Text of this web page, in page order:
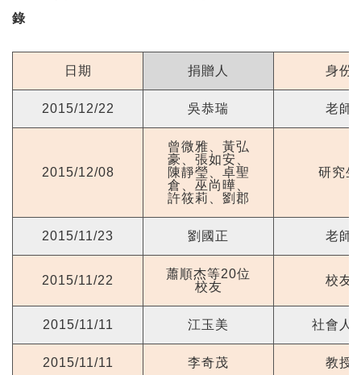
錄
日期 捐贈人 身份
2015/12/22 吳恭瑞 老師
2015/12/08
曾微雅、黃弘
豪、張如安、
陳靜瑩、卓聖
倉、巫尚曄、
許筱莉、劉郡
研究生
2015/11/23 劉國正 老師
2015/11/22
蕭順杰等20位
校友
校友
2015/11/11 江玉美 社會人
2015/11/11 李奇茂 教授